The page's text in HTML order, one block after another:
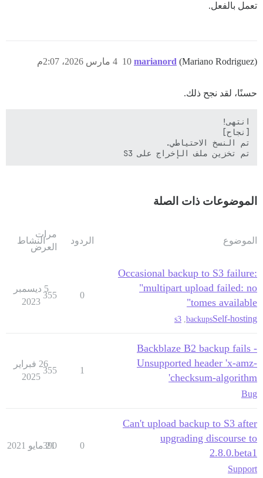
تعمل بالفعل.
marianord (Mariano Rodriguez) 4 مارس 2026، 2:07م 10
حسنًا، لقد نجح ذلك.
تم تخزين ملف الإخراج على S3
الموضوعات ذات الصلة
الموضوع الردود
مرات
العرض
النشاط
Occasional backup to S3 failure:
"multipart upload failed: no
tomes available"
Self-hosting
backups
s3
0
355
5 ديسمبر
2023
Backblaze B2 backup fails -
Unsupported header 'x-amz-
checksum-algorithm'
Bug
1
355
26 فبراير
2025
Can't upload backup to S3 after
upgrading discourse to
2.8.0.beta1
Support
0
390
21 مايو 2021